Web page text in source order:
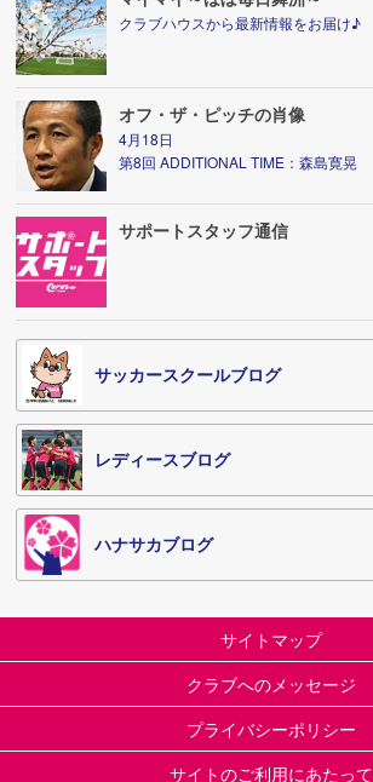
クラブハウスから最新情報をお届け♪
オフ・ザ・ピッチの肖像
4月18日
第8回 ADDITIONAL TIME：森島寛晃
サポートスタッフ通信
サッカースクールブログ
レディースブログ
ハナサカブログ
サイトマップ
クラブへのメッセージ
プライバシーポリシー
サイトのご利用にあたって